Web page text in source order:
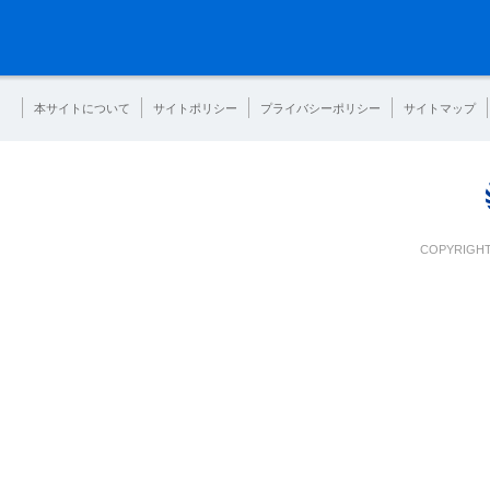
本サイトについて サイトポリシー プライバシーポリシー サイトマップ